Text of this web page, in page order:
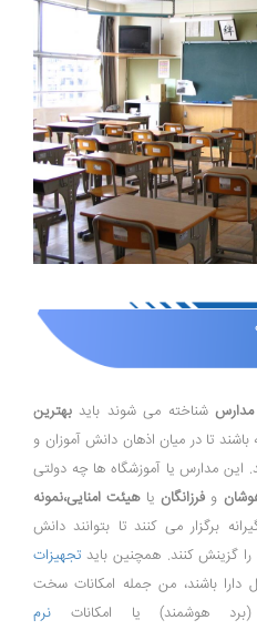
مدارسشناخته می شوند باید بهترین
باشند تا در میان اذهان دانش آموزان و
این مدارس یا آموزشگاه ها چه دولتی
و فرزانگانیاهیئت امنایی،نمونه
برگزار می کنند تا بتوانند دانش
را گزینش کنند. همچنین باید تجهیزات
دارا باشند، من جمله امکانات سخت
هوشمند) یا امکانات نرم